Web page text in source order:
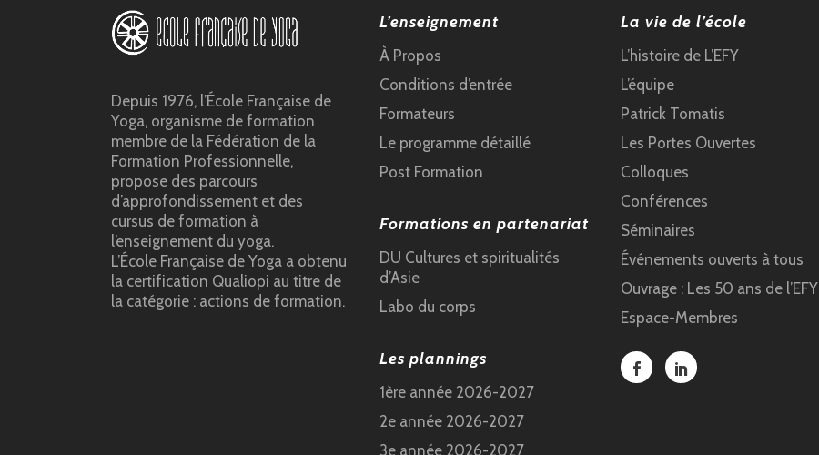
Depuis 1976, l’École Française de
Yoga, organisme de formation
membre de la Fédération de la
Formation Professionnelle,
propose des parcours
d’approfondissement et des
cursus de formation à
l’enseignement du yoga.
L’École Française de Yoga a obtenu
la certification Qualiopi au titre de
la catégorie : actions de formation.
L’enseignement
À Propos
Conditions d’entrée
Formateurs
Le programme détaillé
Post Formation
Formations en partenariat
DU Cultures et spiritualités
d’Asie
Labo du corps
Les plannings
1ère année 2026-2027
2e année 2026-2027
3e année 2026-2027
La vie de l’école
L’histoire de L’EFY
L’équipe
Patrick Tomatis
Les Portes Ouvertes
Colloques
Conférences
Séminaires
Événements ouverts à tous
Ouvrage : Les 50 ans de l’EFY
Espace-Membres